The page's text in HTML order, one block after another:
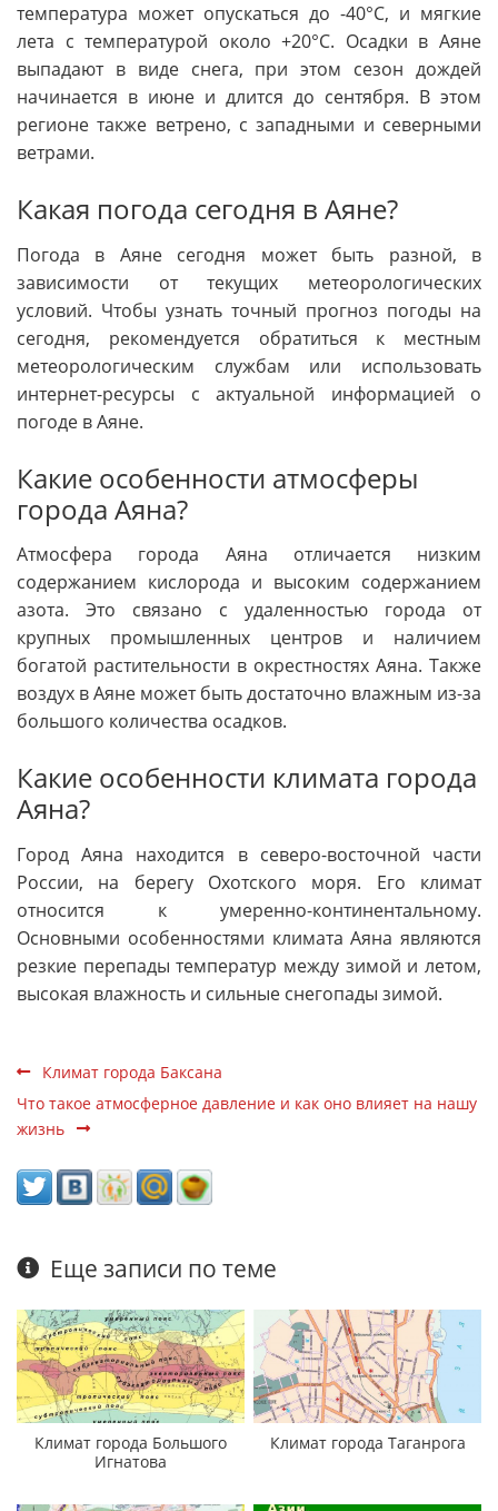
температура может опускаться до -40°C, и мягкие
лета с температурой около +20°C. Осадки в Аяне
выпадают в виде снега, при этом сезон дождей
начинается в июне и длится до сентября. В этом
регионе также ветрено, с западными и северными
ветрами.
Какая погода сегодня в Аяне?
Погода в Аяне сегодня может быть разной, в
зависимости от текущих метеорологических
условий. Чтобы узнать точный прогноз погоды на
сегодня, рекомендуется обратиться к местным
метеорологическим службам или использовать
интернет-ресурсы с актуальной информацией о
погоде в Аяне.
Какие особенности атмосферы
города Аяна?
Атмосфера города Аяна отличается низким
содержанием кислорода и высоким содержанием
азота. Это связано с удаленностью города от
крупных промышленных центров и наличием
богатой растительности в окрестностях Аяна. Также
воздух в Аяне может быть достаточно влажным из-за
большого количества осадков.
Какие особенности климата города
Аяна?
Город Аяна находится в северо-восточной части
России, на берегу Охотского моря. Его климат
относится к умеренно-континентальному.
Основными особенностями климата Аяна являются
резкие перепады температур между зимой и летом,
высокая влажность и сильные снегопады зимой.
Климат города Баксана
Что такое атмосферное давление и как оно влияет на нашу
жизнь
Еще записи по теме
Климат города Большого
Игнатова
Климат города Таганрога